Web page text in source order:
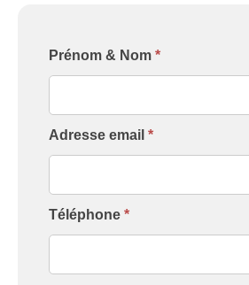
Formulaire
[Contact
Prénom & Nom *
Adresse email *
Téléphone *